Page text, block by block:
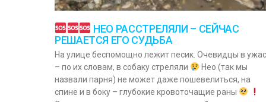
НЕО РАССТРЕЛЯЛИ – СЕЙЧАС
РЕШАЕТСЯ ЕГО СУДЬБА
На улице беспомощно лежит песик. Очевидцы в
– по их словам, в собаку стреляли
Нео (так мы
назвали парня) не может даже пошевелиться, на
спине и в боку – глубокие кровоточащие раны